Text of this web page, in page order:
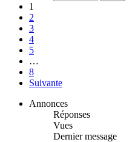
1
2
3
4
5
…
8
Suivante
Annonces
Réponses
Vues
Dernier message